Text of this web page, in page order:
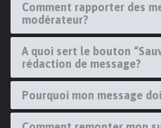
Comment rapporter des
modérateur?
A quoi sert le bouton
rédaction de message?
Pourquoi mon message